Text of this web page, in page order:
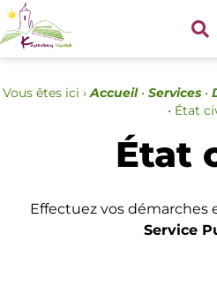
Vous êtes ici › Accueil• Services•
• État
État
Effectuez vos démarches
Service
Panneau de gestion des